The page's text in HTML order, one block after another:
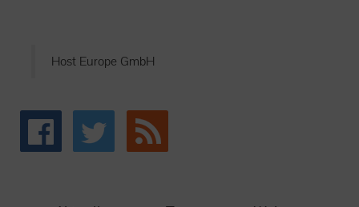
Host Europe GmbH